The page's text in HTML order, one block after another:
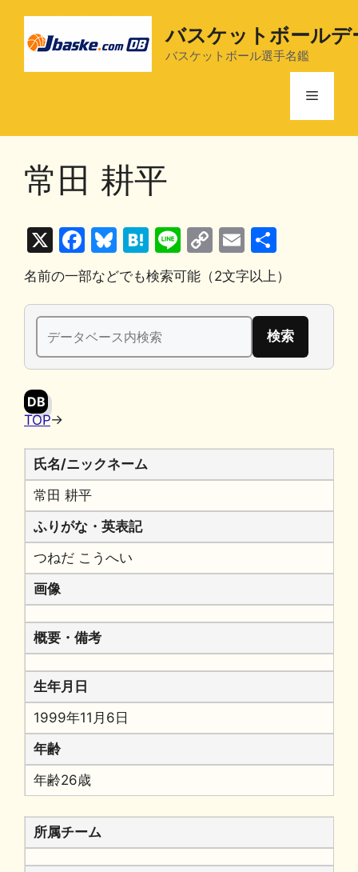
バスケットボールデ
バスケットボール選手名鑑
メ
常田 耕平
X
F
a
c
e
b
o
Bl
u
e
s
k
y
H
at
e
n
a
Li
n
e
C
o
p
y
n
E
m
ai
l
有
名前の一部などでも検索可能（2文字以上）
検
索:
DB
TOP→
氏名/ニックネーム
常田 耕平
ふりがな・英表記
つねだ こうへい
画像
概要・備考
生年月日
1999年11月6日
年齢
年齢26歳
所属チーム